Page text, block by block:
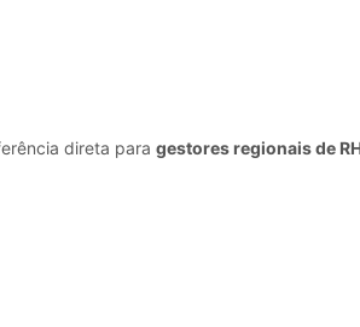
direta para gestores regionais de